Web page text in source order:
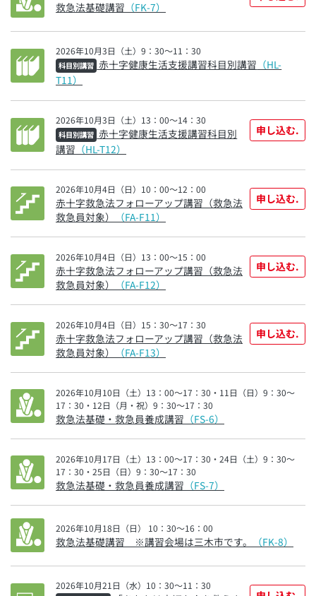
救急法基礎講習 （FK-7）
2026年10月3日（土）9：30～11：30
科目別講習 赤十字健康生活支援講習科目別講習 （HL-
T11）
2026年10月3日（土）13：00～14：30
科目別講習 赤十字健康生活支援講習科目別
講習 （HL-T12）
申し込む.
2026年10月4日（日）10：00～12：00
赤十字救急法フォローアップ講習（救急法
救急員対象）
（FA-F11）
申し込む.
2026年10月4日（日）13：00～15：00
赤十字救急法フォローアップ講習（救急法
救急員対象）
（FA-F12）
申し込む.
2026年10月4日（日）15：30～17：30
赤十字救急法フォローアップ講習（救急法
救急員対象）
（FA-F13）
申し込む.
2026年10月10日（土）13：00～17：30・11日（日）9：30～
17：30・12日（月・祝）9：30～17：30
救急法基礎・救急員養成講習 （FS-6）
2026年10月17日（土）13：00～17：30・24日（土）9：30～
17：30・25日（日）9：30～17：30
救急法基礎・救急員養成講習 （FS-7）
2026年10月18日（日） 10：30～16：00
救急法基礎講習 ※講習会場は三木市です。 （FK-8）
2026年10月21日（水）10：30～11：30